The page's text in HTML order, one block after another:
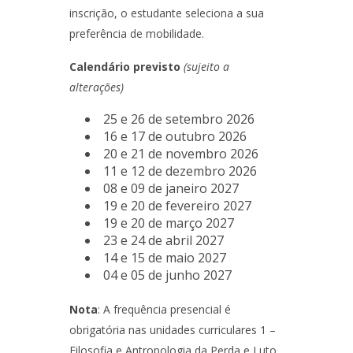
inscrição, o estudante seleciona a sua
preferência de mobilidade.
Calendário previsto(sujeito a
alterações)
25 e 26 de setembro 2026
16 e 17 de outubro 2026
20 e 21 de novembro 2026
11 e 12 de dezembro 2026
08 e 09 de janeiro 2027
19 e 20 de fevereiro 2027
19 e 20 de março 2027
23 e 24 de abril 2027
14 e 15 de maio 2027
04 e 05 de junho 2027
Nota: A frequência presencial é
obrigatória nas unidades curriculares 1 –